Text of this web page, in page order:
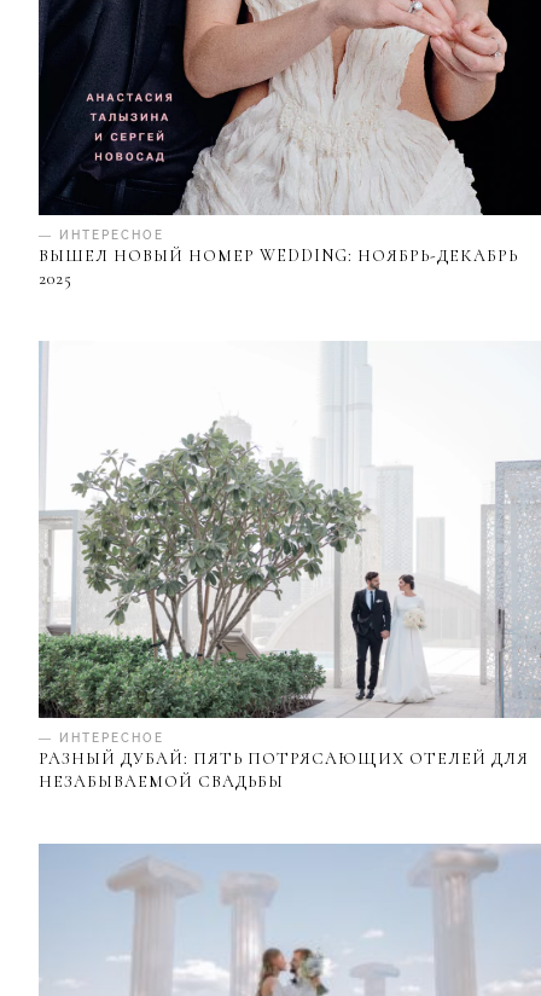
— ИНТЕРЕСНОЕ
ВЫШЕЛ НОВЫЙ НОМЕР WEDDING: НОЯБРЬ-ДЕКАБРЬ
2025
— ИНТЕРЕСНОЕ
РАЗНЫЙ ДУБАЙ: ПЯТЬ ПОТРЯСАЮЩИХ ОТЕЛЕЙ ДЛЯ
НЕЗАБЫВАЕМОЙ СВАДЬБЫ